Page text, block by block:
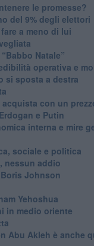
le promesse?
del 9% degli elettori
a meno di lui
Natale”
operativa e
si sposta a destra
con un
e Putin
interna e mire
sociale e politica
nessun addio
Johnson
Yehoshua
in medio oriente
Abu Akleh è anche